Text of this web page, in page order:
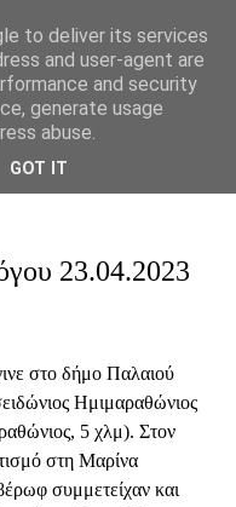
23.04.2023
στο δήμο Παλαιού
Ημιμαραθώνιος
5 χλμ). Στον
στη Μαρίνα
συμμετείχαν και
to deliver its services
and user-agent are
and security
generate usage
abuse.
GOT IT